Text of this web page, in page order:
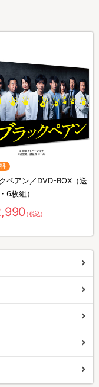
ペアン／DVD-BOX（送
6枚組）
（税込）